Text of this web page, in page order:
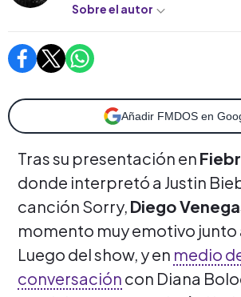
Sobre el autor
Añadir FMDOS en
Tras su presentación en
donde interpretó a Justin
canción Sorry, Diego
momento muy emotivo junto
Luego del show, y en medio
conversación con Diana